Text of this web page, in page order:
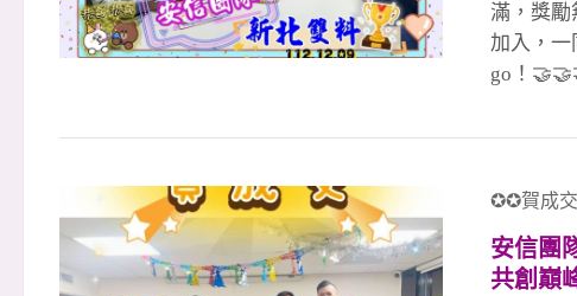
滿，獎
加入，一
go！
👉尼克
聯賣👉丁
✪✪賀成
安信團
共創巔